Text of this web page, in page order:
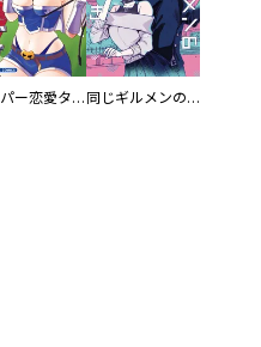
スーパー恋愛タイム！～現場でドＳな彼女は自宅でデレる～ 同じギルメンの声が好き